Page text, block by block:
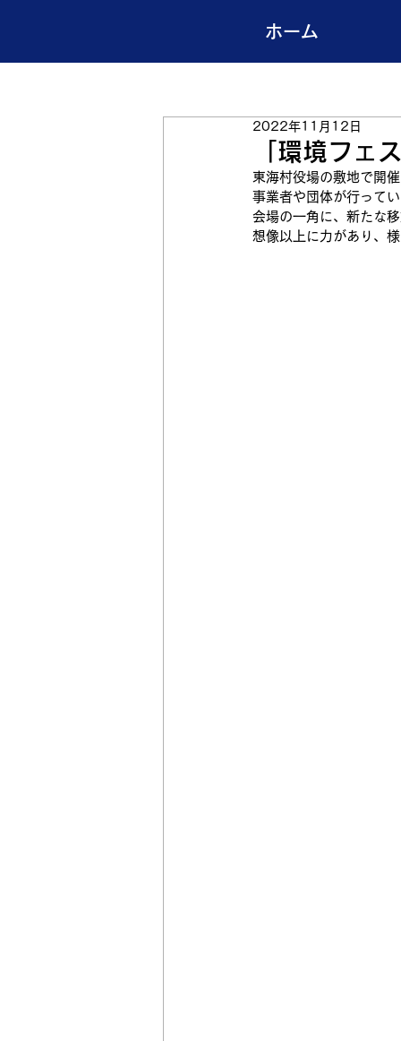
ホーム
「環境フェ
2022年11月12日
東海村役場の敷地で開
事業者や団体が行って
会場の一角に、新たな
想像以上に力があり、